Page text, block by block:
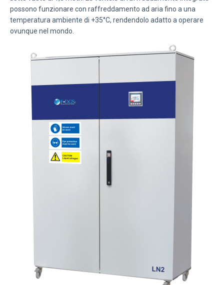
possono funzionare con raffreddamento ad aria fino a una
temperatura ambiente di +35°C, rendendolo adatto a operare
ovunque nel mondo.